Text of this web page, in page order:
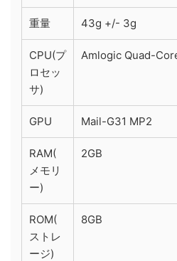
重量 43g +/- 3g
CPU(プ
ロセッ
サ)
Amlogic Quad-
GPU Mail-G31 MP2
RAM(
メモリ
ー)
2GB
ROM(
ストレ
ージ)
8GB